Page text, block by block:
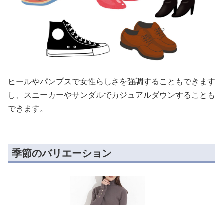
ヒールやパンプスで女性らしさを強調することもできます
し、スニーカーやサンダルでカジュアルダウンすることも
できます。
季節のバリエーション